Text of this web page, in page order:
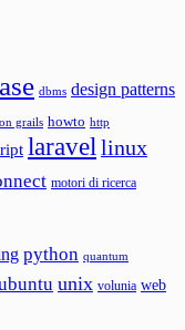
dbms design patterns
grails howto http
laravellinux
motori di ricerca
python quantum
unix volunia web